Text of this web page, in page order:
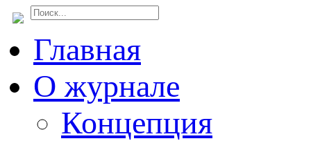
Главная
О журнале
Концепция